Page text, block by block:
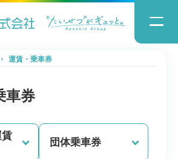
運賃・乗車券
車券
団体乗車券